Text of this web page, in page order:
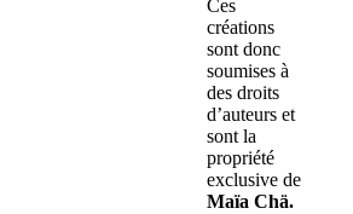
Ces
créations
sont donc
soumises à
des droits
d’auteurs et
sont la
propriété
exclusive de
Maïa Chä.